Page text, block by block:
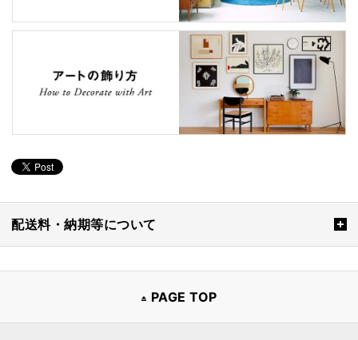
配送料・納期等について
PAGE TOP